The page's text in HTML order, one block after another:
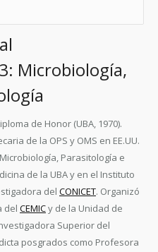
Microbiología,
de Honor (UBA, 1970).
de la OPS y OMS en EE.UU.
Parasitología e
de la UBA y en el Instituto
del CONICET. Organizó
del CEMICy de la Unidad de
Superior del
posgrados como Profesora